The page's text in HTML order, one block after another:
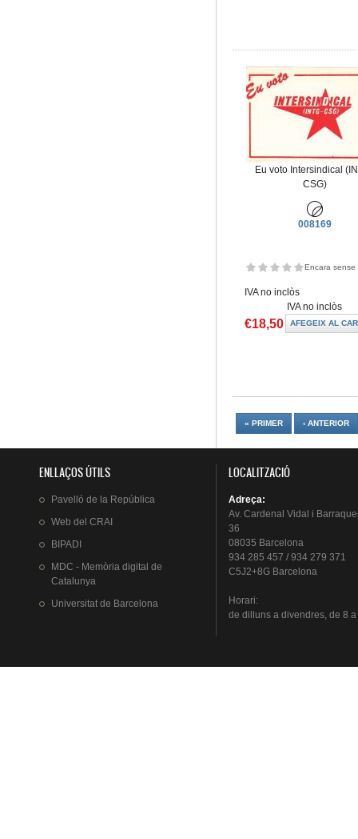
Eu voto Intersindical
CSG)
008169
Encara sense
IVA no inclòs
IVA no inclòs
€18,50
« PRIMER ‹ ANTERIOR
ENLLAÇOS ÚTILS
Pavelló de la República
Web del CRAI
BIPADI
MDC - Memòria digital de
Catalunya
Universitat de Barcelona
LOCALITZACIÓ
Adreça:
Av. Cardenal Vidal i
36
08035 Barcelona
934 285 457 / 934 279 371
C5J2+8G Barcelona
Horari:
de dillunsa divendres, de 8